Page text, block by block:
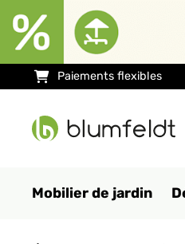
Paiements flexibles
Mobilier de jardin